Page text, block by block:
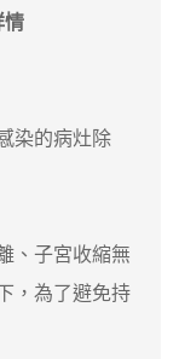
情
染的病灶除
子宮收縮無
，為了避免持